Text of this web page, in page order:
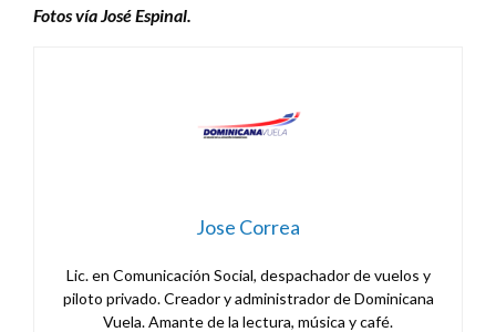
Fotos vía José Espinal.
Jose Correa
Lic. en Comunicación Social, despachador de vuelos y
piloto privado. Creador y administrador de Dominicana
Vuela. Amante de la lectura, música y café.